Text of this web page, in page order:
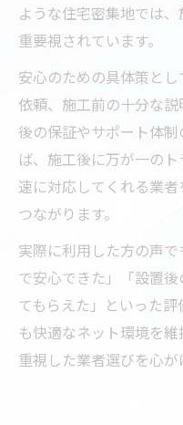
ような住宅密集地では
重要視されています。
安心のための具体策と
依頼、施工前の十分な
後の保証やサポート体
ば、施工後に万が一の
速に対応してくれる業
つながります。
実際に利用した方の声
で安心できた」「設置
てもらえた」といった
も快適なネット環境を
重視した業者選びを心が